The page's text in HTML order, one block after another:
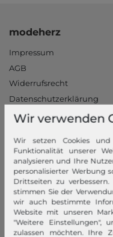
modeherz
Impressum
AGB
Widerrufsrecht
Datenschutzerklärung
Jobs
Unsere Stores
Mein Konto
Login
Neukunde?
Wir verwenden
Wir setzen Cookies
Funktionalität unserer
analysieren und Ihre
personalisierter Werbung
Drittseiten zu
stimmen Sie der
wir auch bestimmte
Website mit unseren
"Weitere Einstellungen",
zulassen möchten. Ihre